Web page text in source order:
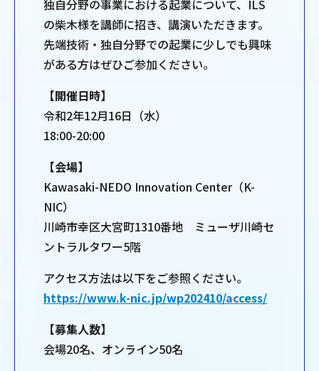
独自分野の事業における起業について、ILS
の柴木様を講師に招き、講演いただきます。
先端技術・独自分野での起業に少しでも興味
がある方はぜひご参加ください。
【開催日時】
令和2年12月16日（水）
18:00-20:00
【会場】
Kawasaki-NEDO Innovation Center（K-
NIC）
川崎市幸区大宮町1310番地 ミューザ川崎セ
ントラルタワー5階
アクセス方法は以下をご参照ください。
https://www.k-nic.jp/wp202410/access/
【募集人数】
会場20名、オンライン50名